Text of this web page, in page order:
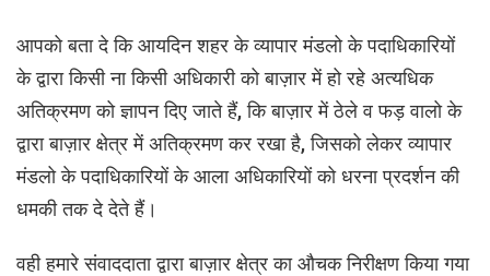
आपको बता दे कि आयदिन शहर के व्यापार मंडलो के पदाधिकारियों
के द्वारा किसी ना किसी अधिकारी को बाज़ार में हो रहे अत्यधिक
अतिक्रमण को ज्ञापन दिए जाते हैं, कि बाज़ार में ठेले व फड़ वालो के
द्वारा बाज़ार क्षेत्र में अतिक्रमण कर रखा है, जिसको लेकर व्यापार
मंडलो के पदाधिकारियों के आला अधिकारियों को धरना प्रदर्शन की
धमकी तक दे देते हैं।
वही हमारे संवाददाता द्वारा बाज़ार क्षेत्र का औचक निरीक्षण किया गया